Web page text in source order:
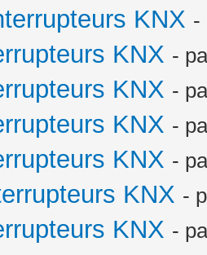
KNX -
KNX -
KNX -
KNX -
KNX -
KNX -
KNX -